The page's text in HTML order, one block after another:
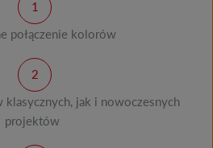
połączenie kolorów
klasycznych, jak i nowoczesnych
projektów